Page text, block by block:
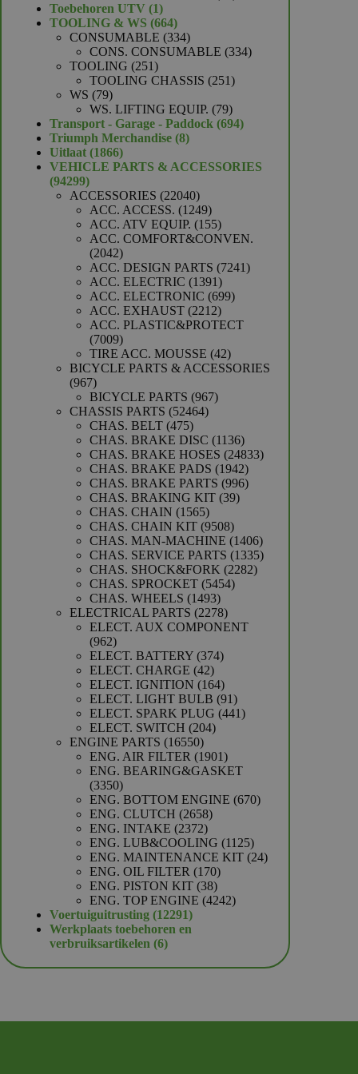
Toebehoren UTV 11
product
TOOLING & WS 664664
producten
CONSUMABLE 334334
producten
CONS. CONSUMABLE 334334
TOOLING 251251
producten
TOOLING CHASSIS 251251
WS 7979
producten
WS. LIFTING EQUIP. 7979
producten
Transport - Garage - Paddock 694694
Triumph Merchandise 88
Uitlaat 18661866
producten
VEHICLE PARTS & ACCESSORIES
9429994299
producten
ACCESSORIES 2204022040
producten
ACC. ACCESS. 12491249
producten
ACC. ATV EQUIP. 155155
producten
ACC. COMFORT&CONVEN.
20422042
producten
ACC. DESIGN PARTS 72417241
ACC. ELECTRIC 13911391
producten
ACC. ELECTRONIC 699699
ACC. EXHAUST 22122212
producten
ACC. PLASTIC&PROTECT
70097009
producten
TIRE ACC. MOUSSE 4242
producten
BICYCLE PARTS & ACCESSORIES
967967
producten
BICYCLE PARTS 967967
CHASSIS PARTS 5246452464
CHAS. BELT 475475
producten
CHAS. BRAKE DISC 11361136
producten
CHAS. BRAKE HOSES 2483324833
CHAS. BRAKE PADS 19421942
producten
CHAS. BRAKE PARTS 996996
CHAS. BRAKING KIT 3939
CHAS. CHAIN 15651565
producten
CHAS. CHAIN KIT 95089508
producten
CHAS. MAN-MACHINE 14061406
producten
CHAS. SERVICE PARTS 13351335
CHAS. SHOCK&FORK 22822282
CHAS. SPROCKET 54545454
CHAS. WHEELS 14931493
producten
ELECTRICAL PARTS 22782278
producten
ELECT. AUX COMPONENT
962962
producten
ELECT. BATTERY 374374
ELECT. CHARGE 4242
producten
ELECT. IGNITION 164164
producten
ELECT. LIGHT BULB 9191
producten
ELECT. SPARK PLUG 441441
ELECT. SWITCH 204204
ENGINE PARTS 1655016550
producten
ENG. AIR FILTER 19011901
producten
ENG. BEARING&GASKET
33503350
producten
ENG. BOTTOM ENGINE 670670
ENG. CLUTCH 26582658
ENG. INTAKE 23722372
producten
ENG. LUB&COOLING 11251125
producten
ENG. MAINTENANCE KIT 2424
ENG. OIL FILTER 170170
producten
ENG. PISTON KIT 3838
producten
ENG. TOP ENGINE 42424242
Voertuiguitrusting 1229112291
producten
Werkplaats toebehoren en
verbruiksartikelen 66